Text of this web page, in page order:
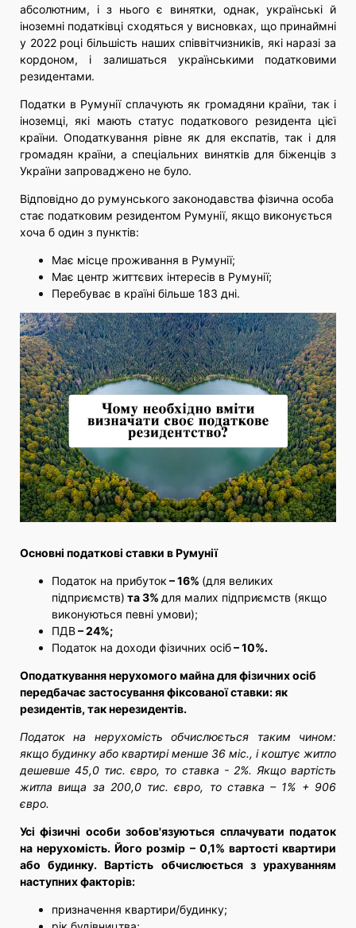
абсолютним, і з нього є винятки, однак, українські й
іноземні податківці сходяться у висновках, що принаймні
у 2022 році більшість наших співвітчизників, які наразі за
кордоном, і залишаться українськими податковими
резидентами.
Податки в Румунії сплачують як громадяни країни, так і
іноземці, які мають статус податкового резидента цієї
країни. Оподаткування рівне як для експатів, так і для
громадян країни, а спеціальних винятків для біженців з
України запроваджено не було.
Відповідно до румунського законодавства фізична особа
стає податковим резидентом Румунії, якщо виконується
хоча б один з пунктів:
Має місце проживання в Румунії;
Має центр життєвих інтересів в Румунії;
Перебуває в країні більше 183 дні.
Основні податкові ставки в Румунії
Податок на прибуток – 16% (для великих
підприємств) та 3% для малих підприємств (якщо
виконуються певні умови);
ПДВ– 24%;
Податок на доходи фізичних осіб– 10%.
Оподаткування нерухомого майна для фізичних осіб
передбачає застосування фіксованої ставки: як
резидентів, так нерезидентів.
Податок на нерухомість обчислюється таким чином:
якщо будинку або квартирі менше 36 міс., і коштує житло
дешевше 45,0 тис. євро, то ставка - 2%. Якщо вартість
житла вища за 200,0 тис. євро, то ставка – 1% + 906
євро.
Усі фізичні особи зобов'язуються сплачувати податок
на нерухомість. Його розмір – 0,1% вартості квартири
або будинку. Вартість обчислюється з урахуванням
наступних факторів:
призначення квартири/будинку;